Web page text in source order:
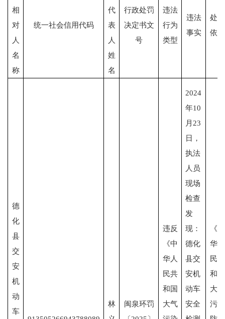
相
对
人
名
称
统一社会信用代码
代
表
人
姓
名
行政处罚
决定书文
号
违法
行为
类型
违法
事实
处罚
依据
德
化
县
交
安
机
动
车
林
闽泉环罚
违反
《中
华人
民共
和国
大气
2024
年10
月23
日，
执法
人员
现场
检查
发
现：
德化
县交
安机
动车
安全
《中
华人
民共
和国
大气
污染